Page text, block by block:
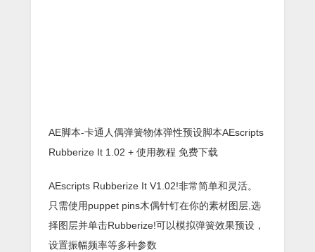
AE脚本-卡通人偶弹簧物体弹性预设脚本AEscripts
Rubberize It 1.02 + 使用教程 免费下载
AEscripts Rubberize It V1.02!非常简单和灵活。
只需使用puppet pins木偶针钉在你的素材图层,选
择图层并单击Rubberize!可以模拟弹簧效果预设，
设置振幅频率等多种参数